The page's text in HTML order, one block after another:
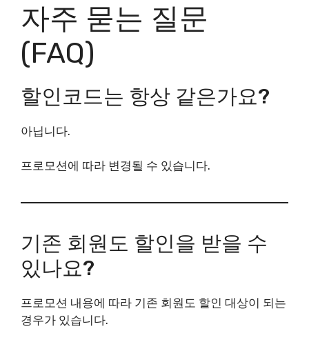
자주 묻는 질문
(FAQ)
할인코드는 항상 같은가요?
아닙니다.
프로모션에 따라 변경될 수 있습니다.
기존 회원도 할인을 받을 수
있나요?
프로모션 내용에 따라 기존 회원도 할인 대상이 되는
경우가 있습니다.